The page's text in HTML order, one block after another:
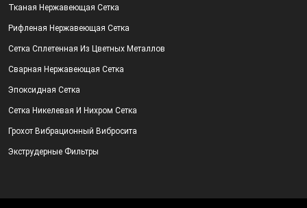
Тканая Нержавеющая Сетка
Рифленая Нержавеющая Сетка
Сетка Сплетенная Из Цветных Металлов
Сварная Нержавеющая Сетка
Эпоксидная Сетка
Сетка Никелевая И Нихром Сетка
Грохот Вибрационный Вибросита
Экструдерные Фильтры